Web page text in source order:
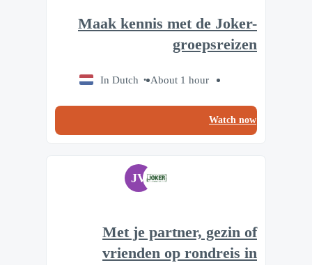
Maak kennis met de Joker-
groepsreizen
About 1 hour
In Dutch
Watch now
JV
Met je partner, gezin of
vrienden op rondreis in